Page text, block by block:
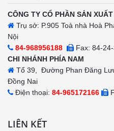
CÔNG TY CỔ PHẦN SẢN
Trụ sở: P.905 Toà nhà Hoà
Nội
84-968956188
Fax: 84-
CHI NHÁNH PHÍA NAM
Tổ 39, Đường Phan Đăng
Đồng Nai
Điện thoại: 84-965172166
LIÊN KẾT